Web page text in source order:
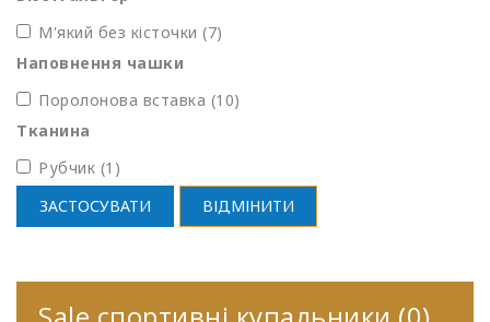
М'який без кісточки (7)
Наповнення чашки
Поролонова вставка (10)
Тканина
Рубчик (1)
ЗАСТОСУВАТИ
ВІДМІНИТИ